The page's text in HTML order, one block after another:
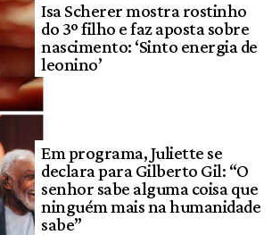
Isa Scherer mostra rostinho
do 3º filho e faz aposta sobre
nascimento: ‘Sinto energia de
leonino’
Em programa, Juliette se
declara para Gilberto Gil: “O
senhor sabe alguma coisa que
ninguém mais na humanidade
sabe”